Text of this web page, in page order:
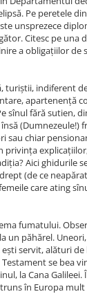
Pe peretele
unsprezece
Citesc pe una
a obligaţiilor de
turiştii, indiferent
apartenenţă
sînul fără sutien,
(Dumnezeule!)
chiar
privinţa
Aici ghidurile
(de ce
care ating
fumatului.
un păhărel.
servit, alături
se bea
la Cana
în Europa mult